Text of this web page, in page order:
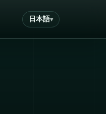
日本語